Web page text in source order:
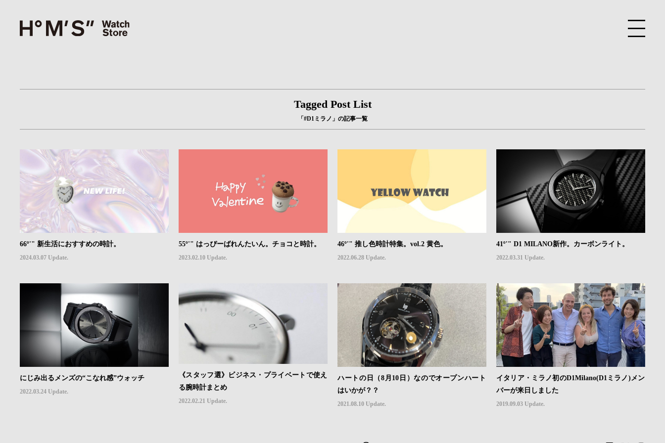
Tagged Post List
「#D1ミラノ」の記事一覧
66º'" 新生活におすすめの時計。
2024.03.07 Update.
55º'" はっぴーばれんたいん。チョコと時計。
2023.02.10 Update.
46º'" 推し色時計特集。vol.2 黄色。
2022.06.28 Update.
41º'" D1 MILANO新作。カーボンライト。
2022.03.31 Update.
にじみ出るメンズの“こなれ感”ウォッチ
2022.03.24 Update.
《スタッフ選》ビジネス・プライベートで使え
る腕時計まとめ
2022.02.21 Update.
ハートの日（8月10日）なのでオープンハート
はいかが？？
2021.08.10 Update.
イタリア・ミラノ初のD1Milano(D1ミラノ)メン
バーが来日しました
2019.09.03 Update.